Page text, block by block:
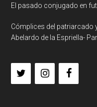
El pasado conjugado en
Cómplices del patriarcado
Abelardo de la Espriella-